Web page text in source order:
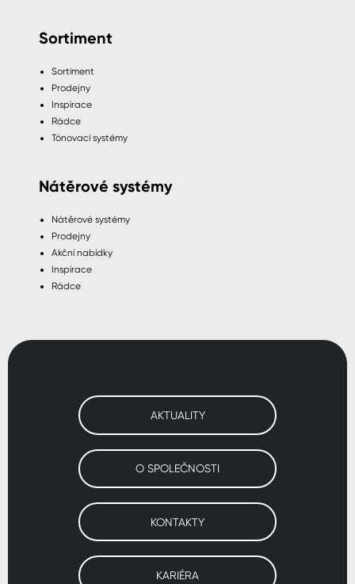
Sortiment
Sortiment
Prodejny
Inspirace
Rádce
Tónovací systémy
Nátěrové systémy
Nátěrové systémy
Prodejny
Akční nabídky
Inspirace
Rádce
AKTUALITY
O SPOLEČNOSTI
KONTAKTY
KARIÉRA